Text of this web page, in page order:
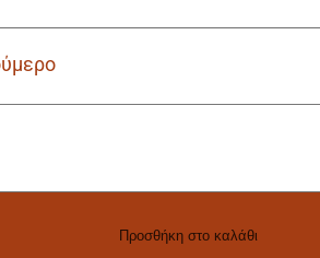
Προσθήκη στο καλάθι